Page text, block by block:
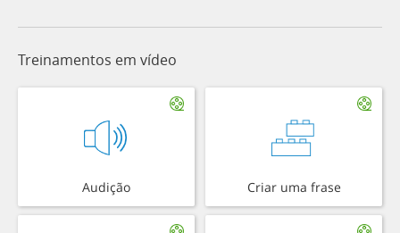
Treinamentos em vídeo
Audição Criar uma frase